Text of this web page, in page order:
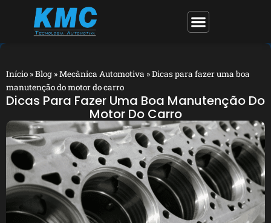
Início »Blog »Mecânica Automotiva »Dicas para fazer uma boa
manutenção do motor do carro
Dicas Para Fazer Uma Boa Manutenção Do
Motor Do Carro